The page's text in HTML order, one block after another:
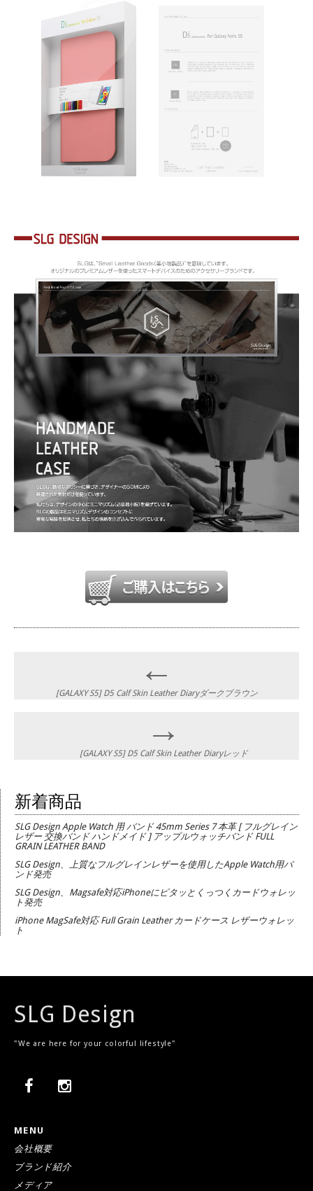
navigation
←
[GALAXY S5] D5 Calf Skin Leather Diaryダークブラウン
→
[GALAXY S5] D5 Calf Skin Leather Diaryレッド
新着商品
SLG Design Apple Watch 用 バンド 45mm Series 7 本革 [ フルグレイン
レザー 交換バンド ハンドメイド ] アップルウォッチバンド FULL
GRAIN LEATHER BAND
SLG Design、上質なフルグレインレザーを使用したApple Watch用バ
ンド発売
SLG Design、Magsafe対応iPhoneにピタッとくっつくカードウォレッ
ト発売
iPhone MagSafe対応 Full Grain Leather カードケース レザーウォレッ
ト
SLG Design
"We are here for your colorful lifestyle"
MENU
会社概要
ブランド紹介
メディア